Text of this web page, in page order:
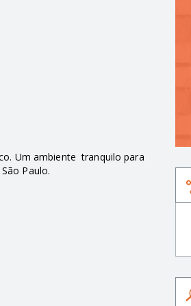
Um ambiente tranquilo para
Paulo.